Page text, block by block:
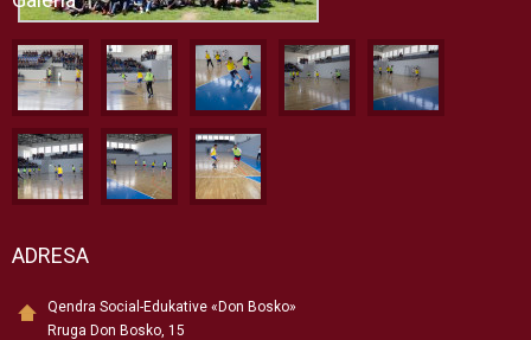
ADRESA
Qendra Social-Edukative «Don Bosko»
Rruga Don Bosko, 15